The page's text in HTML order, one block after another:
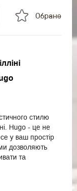
Обране
стилю
Hugo - це не
у ваш простір
дозволяють
та